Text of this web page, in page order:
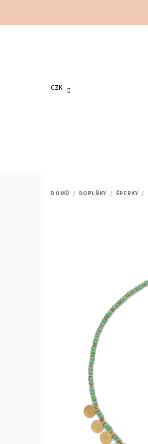
CZK
DOMŮ / DOPLŇKY / ŠPERKY /